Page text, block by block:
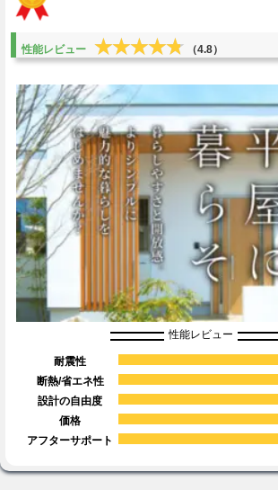
性能レビュー ★★★★★
★★★★★ （4.8）
性能レビュー
耐震性
断熱/省エネ性
設計の自由度
価格
アフターサポート